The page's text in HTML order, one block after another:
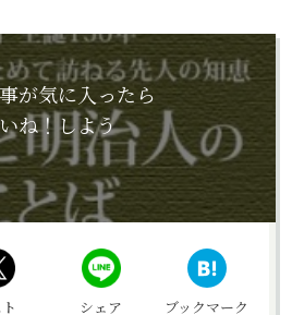
が気に入ったら
ね！しよう
シェア ブックマーク